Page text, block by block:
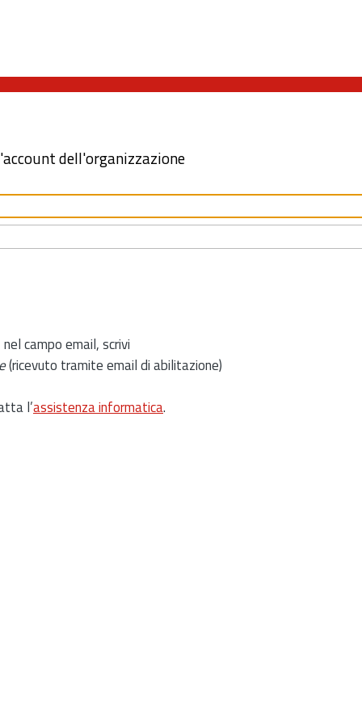
dell'organizzazione
campo email, scrivi
(ricevuto tramite email di abilitazione)
l’assistenza informatica.